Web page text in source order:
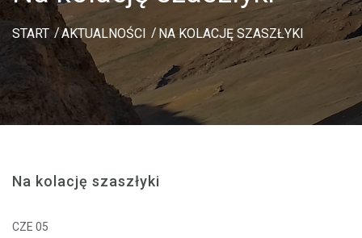
START AKTUALNOŚCI NA KOLACJĘ SZASZŁYKI
Na kolację szaszłyki
CZE 05